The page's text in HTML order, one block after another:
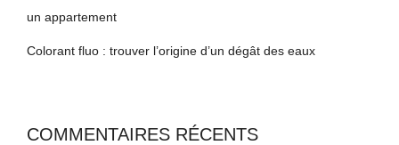
un appartement
Colorant fluo : trouver l’origine d’un dégât des eaux
COMMENTAIRES RÉCENTS